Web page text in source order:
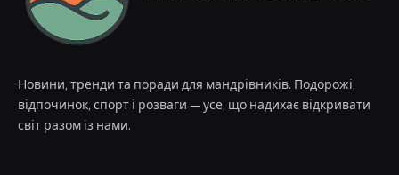
Новини, тренди та поради для мандрівників. Подорожі,
відпочинок, спорт і розваги — усе, що надихає відкривати
світ разом із нами.